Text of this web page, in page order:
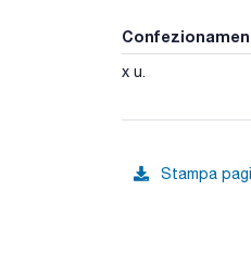
x u.
Stampa